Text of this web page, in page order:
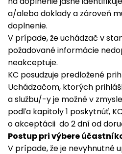
a/alebo doklady a zároveň
doplnenie.
V prípade, že uchádzač v
požadované informácie
neakceptuje.
KC posudzuje predložené
Uchádzačom, ktorých
a službu/-y je možné v
podľa kapitoly 1 poskytnúť,
o akceptácii do 2 dní od
Postup pri výbere
V prípade, že je nevyhnutné